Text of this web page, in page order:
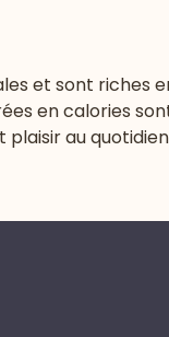
et sont riches
en calories
au